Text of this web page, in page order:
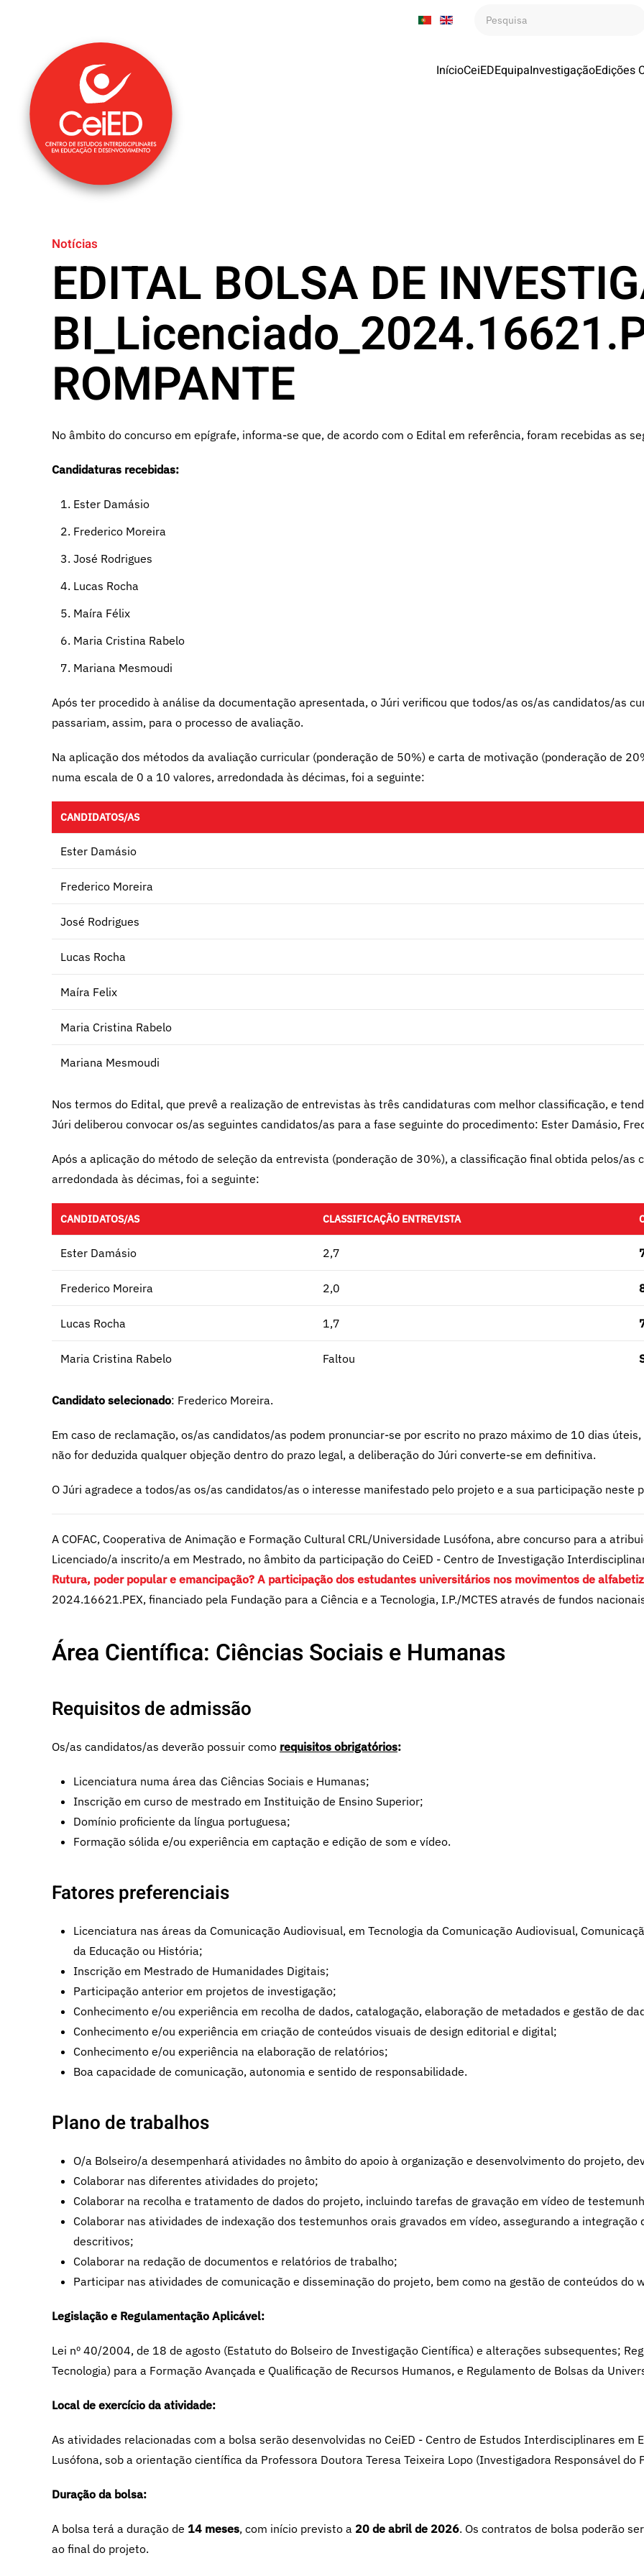
Saltar para o conteúdo principal
InícioCeiEDEquipaInvestigaçãoEdições
Notícias
EDITAL BOLSA DE
ROMPANTE
No âmbito do concurso em epígrafe, informa-se que, de acordo com o Edital em referência, foram recebidas as
Candidaturas recebidas:
Ester Damásio
Frederico Moreira
José Rodrigues
Lucas Rocha
Maíra Félix
Maria Cristina Rabelo
Mariana Mesmoudi
Após ter procedido à análise da documentação apresentada, o Júri verificou que todos/as os/as candidatos/as
passariam, assim, para o processo de avaliação.
Na aplicação dos métodos da avaliação curricular (ponderação de 50%) e carta de motivação (ponderação de
numa escala de 0 a 10 valores, arredondada às décimas, foi a seguinte:
CANDIDATOS/AS
Ester Damásio
Frederico Moreira
José Rodrigues
Lucas Rocha
Maíra Felix
Maria Cristina Rabelo
Mariana Mesmoudi
Nos termos do Edital, que prevê a realização de entrevistas às três candidaturas com melhor classificação, e
Júri deliberou convocar os/as seguintes candidatos/as para a fase seguinte do procedimento: Ester Damásio,
Após a aplicação do método de seleção da entrevista (ponderação de 30%), a classificação final obtida pelos/as
arredondada às décimas, foi a seguinte:
CANDIDATOS/AS CLASSIFICAÇÃO ENTREVISTA
Ester Damásio 2,7
Frederico Moreira 2,0
Lucas Rocha 1,7
Maria Cristina Rabelo Faltou
Candidato selecionado: Frederico Moreira.
Em caso de reclamação, os/as candidatos/as podem pronunciar-se por escrito no prazo máximo de 10 dias
não for deduzida qualquer objeção dentro do prazo legal, a deliberação do Júri converte-se em definitiva.
O Júri agradece a todos/as os/as candidatos/as o interesse manifestado pelo projeto e a sua participação neste
A COFAC, Cooperativa de Animação e Formação Cultural CRL/Universidade Lusófona, abre concurso para a
Licenciado/a inscrito/a em Mestrado, no âmbito da participação do CeiED - Centro de Investigação
Rutura, poder popular e emancipação? A participação dos estudantes universitários nos movimentos de
2024.16621.PEX, financiado pela Fundação para a Ciência e a Tecnologia, I.P./MCTES através de fundos
Área Científica: Ciências Sociais e Humanas
Requisitos de admissão
Os/as candidatos/as deverão possuir como requisitos obrigatórios:
Licenciatura numa área das Ciências Sociais e Humanas;
Inscrição em curso de mestrado em Instituição de Ensino Superior;
Domínio proficiente da língua portuguesa;
Formação sólida e/ou experiência em captação e edição de som e vídeo.
Fatores preferenciais
Licenciatura nas áreas da Comunicação Audiovisual, em Tecnologia da Comunicação Audiovisual,
da Educação ou História;
Inscrição em Mestrado de Humanidades Digitais;
Participação anterior em projetos de investigação;
Conhecimento e/ou experiência em recolha de dados, catalogação, elaboração de metadados e gestão de
Conhecimento e/ou experiência em criação de conteúdos visuais de design editorial e digital;
Conhecimento e/ou experiência na elaboração de relatórios;
Boa capacidade de comunicação, autonomia e sentido de responsabilidade.
Plano de trabalhos
O/a Bolseiro/a desempenhará atividades no âmbito do apoio à organização e desenvolvimento do projeto,
Colaborar nas diferentes atividades do projeto;
Colaborar na recolha e tratamento de dados do projeto, incluindo tarefas de gravação em vídeo de
Colaborar nas atividades de indexação dos testemunhos orais gravados em vídeo, assegurando a
descritivos;
Colaborar na redação de documentos e relatórios de trabalho;
Participar nas atividades de comunicação e disseminação do projeto, bem como na gestão de conteúdos do
Legislação e Regulamentação Aplicável:
Lei nº 40/2004, de 18 de agosto (Estatuto do Bolseiro de Investigação Científica) e alterações subsequentes;
Tecnologia) para a Formação Avançada e Qualificação de Recursos Humanos, e Regulamento de Bolsas da
Local de exercício da atividade:
As atividades relacionadas com a bolsa serão desenvolvidas no CeiED - Centro de Estudos Interdisciplinares em
Lusófona, sob a orientação científica da Professora Doutora Teresa Teixeira Lopo (Investigadora Responsável do
Duração da bolsa:
A bolsa terá a duração de 14 meses, com início previsto a 20 de abril de 2026. Os contratos de bolsa poderão
ao final do projeto.